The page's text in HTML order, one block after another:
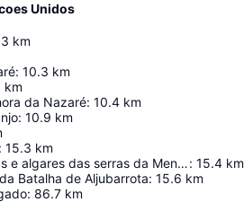
Unidos
km
: 10.3 km
km
da Nazaré: 10.4 km
: 10.9 km
: 15.3 km
Campos de lapiás, dolinas e algares das serras da Mendiga e S. Bento: 15.4 km
Batalha de Aljubarrota: 15.6 km
: 86.7 km